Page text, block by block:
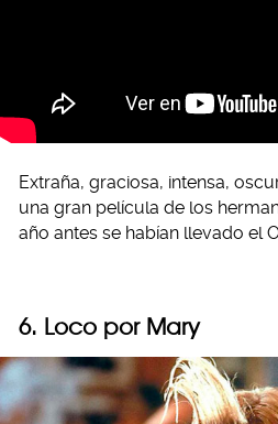
Extraña, graciosa, intensa,
una gran película de los
año antes se habían llevado el
6. Loco por Mary